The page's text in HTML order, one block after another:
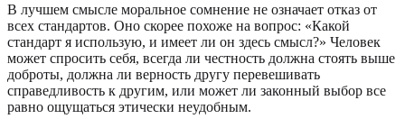
В лучшем смысле моральное сомнение не означает отказ от
всех стандартов. Оно скорее похоже на вопрос: «Какой
стандарт я использую, и имеет ли он здесь смысл?» Человек
может спросить себя, всегда ли честность должна стоять выше
доброты, должна ли верность другу перевешивать
справедливость к другим, или может ли законный выбор все
равно ощущаться этически неудобным.